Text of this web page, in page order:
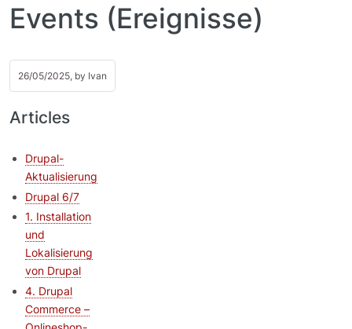
Events (Ereignisse)
26/05/2025, by Ivan
Articles
Drupal-
Aktualisierung
Drupal 6/7
1. Installation
und
Lokalisierung
von Drupal
4. Drupal
Commerce –